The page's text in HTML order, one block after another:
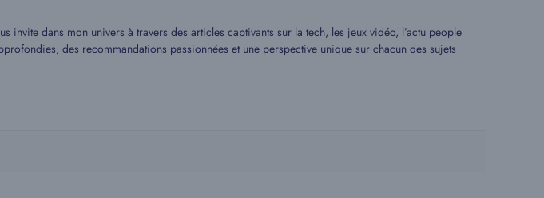
invite dans mon univers à travers des articles captivants sur la tech, les jeux vidéo, l’actu people
des recommandations passionnées et une perspective unique sur chacun des sujets